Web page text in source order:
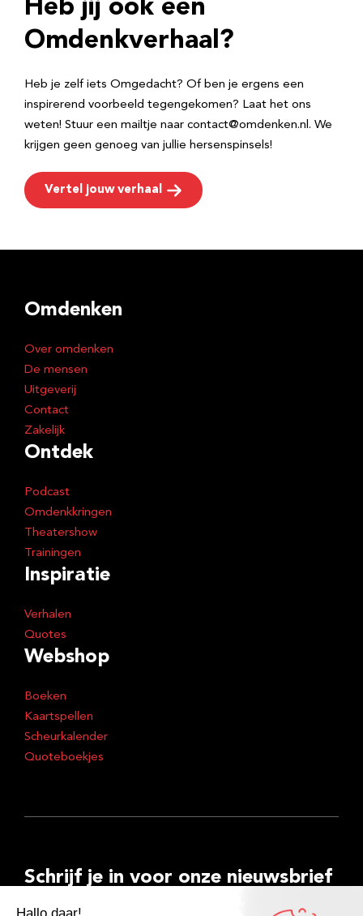
r
e
Heb jij ook een
Omdenkverhaal?
Heb je zelf iets Omgedacht? Of ben je ergens een
inspirerend voorbeeld tegengekomen? Laat het ons
weten! Stuur een mailtje naar contact@omdenken.nl. We
krijgen geen genoeg van jullie hersenspinsels!
Vertel jouw verhaal
Omdenken
Over omdenken
De mensen
Uitgeverij
Contact
Zakelijk
Ontdek
Podcast
Omdenkkringen
Theatershow
Trainingen
Inspiratie
Verhalen
Quotes
Webshop
Boeken
Kaartspellen
Scheurkalender
Quoteboekjes
Schrijf je in voor onze nieuwsbrief